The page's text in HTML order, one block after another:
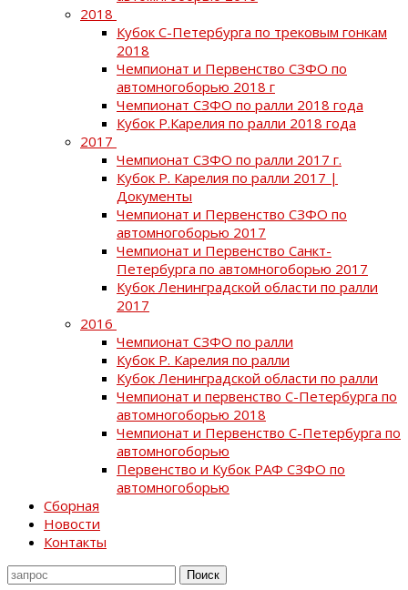
2018
Кубок С-Петербурга по трековым гонкам
2018
Чемпионат и Первенство СЗФО по
автомногоборью 2018 г
Чемпионат СЗФО по ралли 2018 года
Кубок Р.Карелия по ралли 2018 года
2017
Чемпионат СЗФО по ралли 2017 г.
Кубок Р. Карелия по ралли 2017 |
Документы
Чемпионат и Первенство СЗФО по
автомногоборью 2017
Чемпионат и Первенство Санкт-
Петербурга по автомногоборью 2017
Кубок Ленинградской области по ралли
2017
2016
Чемпионат СЗФО по ралли
Кубок Р. Карелия по ралли
Кубок Ленинградской области по ралли
Чемпионат и первенство С-Петербурга по
автомногоборью 2018
Чемпионат и Первенство С-Петербурга по
автомногоборью
Первенство и Кубок РАФ СЗФО по
автомногоборью
Сборная
Новости
Контакты
Поиск